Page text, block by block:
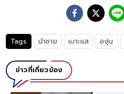
Tags น้าชาย เบาะแส องุ่น
ข่าวที่เกี่ยวข้อง